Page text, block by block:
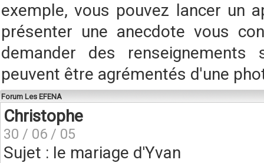
exemple, vous pouvez lancer un
présenter une anecdote vous
demander des
peuvent être agrémentés d'une
Forum Les EFENA
Christophe
30 / 06 / 05
Sujet : le mariage d'Yvan